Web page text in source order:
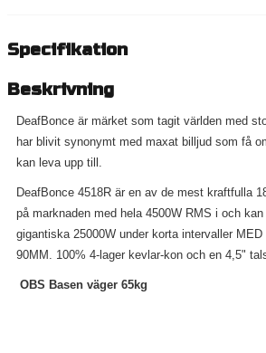
Beskrivning
DeafBonce är märket som tagit världen med
har blivit synonymt med maxat billjud som få
kan leva upp till.
DeafBonce 4518R är en av de mest kraftfulla
på marknaden med hela 4500W RMS i och kan
gigantiska 25000W under korta intervaller
90MM. 100% 4-lager kevlar-kon och en 4,5"
OBS Basen väger 65kg
Specifikation